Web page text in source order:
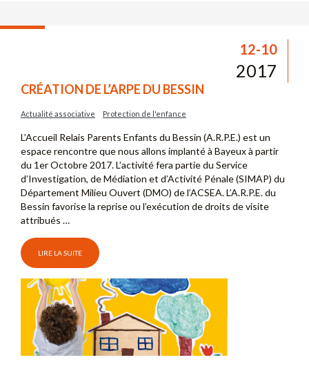
12-10
2017
CRÉATION DE L’ARPE DU BESSIN
Actualité associative Protection de l'enfance
L’Accueil Relais Parents Enfants du Bessin (A.R.P.E.) est un
espace rencontre que nous allons implanté à Bayeux à partir
du 1er Octobre 2017. L’activité fera partie du Service
d’Investigation, de Médiation et d’Activité Pénale (SIMAP) du
Département Milieu Ouvert (DMO) de l’ACSEA. L’A.R.P.E. du
Bessin favorise la reprise ou l’exécution de droits de visite
attribués …
LIRE LA SUITE